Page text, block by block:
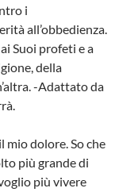
i
all’obbedienza.
Suoi profeti e a
della
-Adattato da
mio dolore. So che
più grande di
più vivere